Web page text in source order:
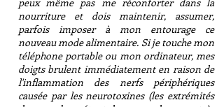
nourriture et dois maintenir, assumer,
parfois imposer à mon entourage ce
nouveau mode alimentaire. Si je touche mon
téléphone portable ou mon ordinateur, mes
doigts brulent immédiatement en raison de
l'inflammation des nerfs périphériques
causée par les neurotoxines (les extrémités